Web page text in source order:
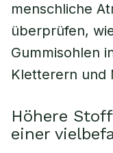
menschliche
überprüfen,
Gummisohlen
Kletterern und
Höhere
einer